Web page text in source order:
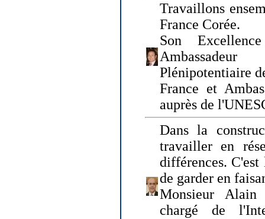
Travaillons
France Corée.
Son
Plénipotentiaire
France et
auprès de
Dans la
travailler en
différences.
de garder en
Monsieur Alain
chargé de